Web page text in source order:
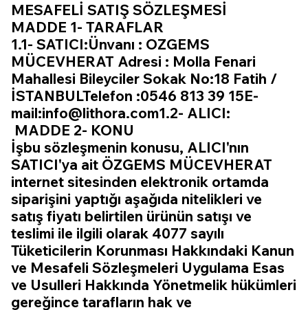
MESAFELİ SATIŞ SÖZLEŞMESİ
MADDE 1- TARAFLAR
1.1- SATICI:Ünvanı : OZGEMS
MÜCEVHERAT Adresi : Molla Fenari
Mahallesi Bileyciler Sokak No:18 Fatih /
İSTANBULTelefon :0546 813 39 15E-
mail:info@lithora.com1.2- ALICI:
MADDE 2- KONU
İşbu sözleşmenin konusu, ALICI'nın
SATICI'ya ait ÖZGEMS MÜCEVHERAT
internet sitesinden elektronik ortamda
siparişini yaptığı aşağıda nitelikleri ve
satış fiyatı belirtilen ürünün satışı ve
teslimi ile ilgili olarak 4077 sayılı
Tüketicilerin Korunması Hakkındaki Kanun
ve Mesafeli Sözleşmeleri Uygulama Esas
ve Usulleri Hakkında Yönetmelik hükümleri
gereğince tarafların hak ve